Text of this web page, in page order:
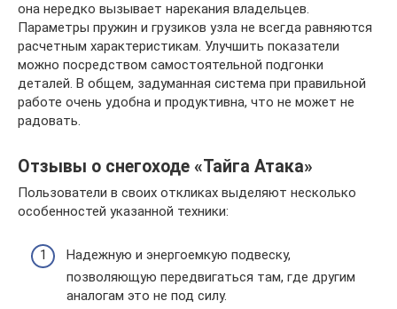
она нередко вызывает нарекания владельцев.
Параметры пружин и грузиков узла не всегда равняются
расчетным характеристикам. Улучшить показатели
можно посредством самостоятельной подгонки
деталей. В общем, задуманная система при правильной
работе очень удобна и продуктивна, что не может не
радовать.
Отзывы о снегоходе «Тайга Атака»
Пользователи в своих откликах выделяют несколько
особенностей указанной техники:
Надежную и энергоемкую подвеску,
позволяющую передвигаться там, где другим
аналогам это не под силу.